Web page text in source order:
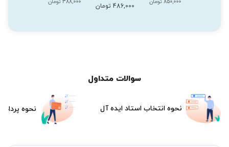
850,000 تومان
486,000 تومان
388,000 تومان
سوالات متداول
نحوه انتخاب استاد ایده آل نحوه